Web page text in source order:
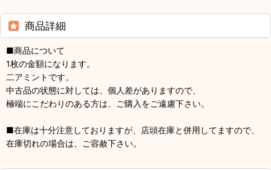
商品詳細
■商品について
1枚の金額になります。
二アミントです。
中古品の状態に対しては、個人差がありますので、
極端にこだわりのある方は、ご購入をご遠慮下さい。
■在庫は十分注意しておりますが、店頭在庫と併用してますので、
在庫切れの場合は、ご容赦下さい。